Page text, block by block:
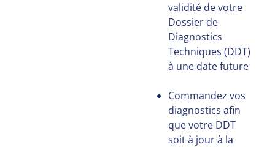
validité de votre
Dossier de
Diagnostics
Techniques (DDT)
à une date future
Commandez vos
diagnostics afin
que votre DDT
soit à jour à la